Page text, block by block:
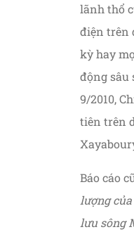
lãnh thổ
điện trên
kỳ hay
động sâu
9/2010,
tiên trên
Báo cáo
lượng
lưu sông